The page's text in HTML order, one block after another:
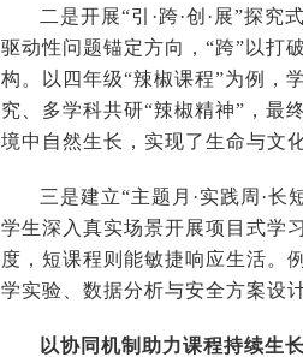
二是开展“引·跨·创·展”探
驱动性问题锚定方向，“跨”以打
构。以四年级“辣椒课程”为例，
究、多学科共研“辣椒精神”，最
境中自然生长，实现了生命与
三是建立“主题月·实践周·
学生深入真实场景开展项目式学
度，短课程则能敏捷响应生活。
学实验、数据分析与安全方案
以协同机制助力课程持续生长